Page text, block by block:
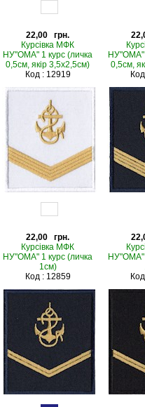
22,00 грн.
Курсівка МФК
НУ"ОМА" 1 курс (личка
0,5см, якір 3,5х2,5см)
Код : 12919
НУ"ОМА"
0,5см,
22,00 грн.
Курсівка МФК
НУ"ОМА" 1 курс (личка
1см)
Код : 12859
НУ"ОМА"